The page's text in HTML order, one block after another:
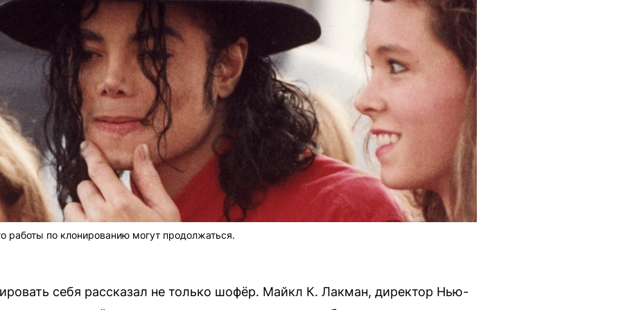
работы по клонированию могут продолжаться.
себя рассказал не только шофёр. Майкл К. Лакман, директор Нью-